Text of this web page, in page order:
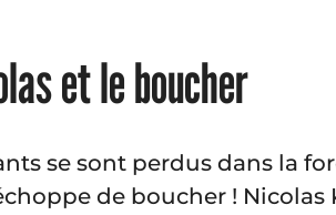
et le boucher
se sont perdus dans la
de boucher ! Nicolas